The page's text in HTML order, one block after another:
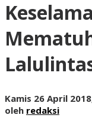
Kamis 26 April
oleh redaksi